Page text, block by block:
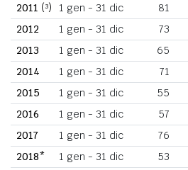
2011 (³) 1 gen - 31 dic 81
2012
1 gen - 31 dic 73
2013
1 gen - 31 dic 65
2014
1 gen - 31 dic 71
2015
1 gen - 31 dic 55
2016
1 gen - 31 dic 57
2017
1 gen - 31 dic 76
2018*
1 gen - 31 dic 53